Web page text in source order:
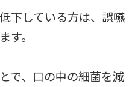
下している方は、誤嚥
す。
で、口の中の細菌を減